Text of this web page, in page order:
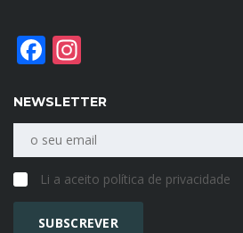
Facebook
NEWSLETTER
Li a aceito política de privacidade